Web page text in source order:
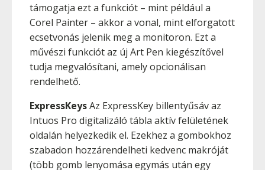
támogatja ezt a funkciót – mint például a
Corel Painter – akkor a vonal, mint elforgatott
ecsetvonás jelenik meg a monitoron. Ezt a
művészi funkciót az új Art Pen kiegészítővel
tudja megvalósítani, amely opcionálisan
rendelhető.
ExpressKeysAz ExpressKey billentyűsáv az
Intuos Pro digitalizáló tábla aktív felületének
oldalán helyezkedik el. Ezekhez a gombokhoz
szabadon hozzárendelheti kedvenc makróját
(több gomb lenyomása egymás után egy